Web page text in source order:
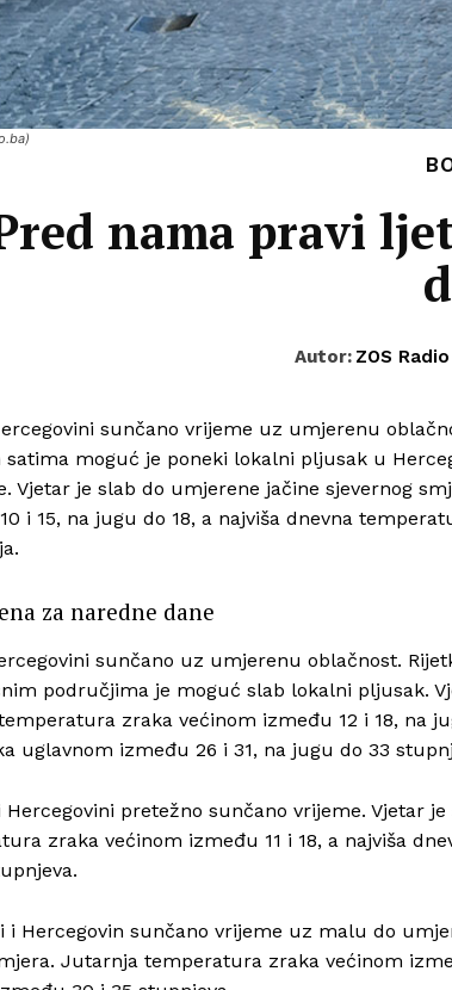
nama pravi
Autor: ZOS Radio
sunčano vrijeme uz umjerenu
satima moguć je poneki lokalni pljusak u
Vjetar je slab do umjerene jačine sjevernog
i 15, na jugu do 18, a najviša dnevna
za naredne dane
sunčano uz umjerenu oblačnost.
područjima je moguć slab lokalni pljusak.
zraka većinom između 12 i 18, na
uglavnom između 26 i 31, na jugu do 33
Hercegovini pretežno sunčano vrijeme. Vjetar
zraka većinom između 11 i 18, a najviša
i Hercegovin sunčano vrijeme uz malu do
Jutarnja temperatura zraka većinom